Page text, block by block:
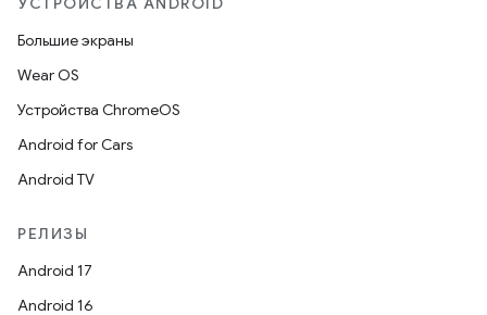
Большие экраны
Wear OS
Устройства ChromeOS
Android for Cars
Android TV
РЕЛИЗЫ
Android 17
Android 16